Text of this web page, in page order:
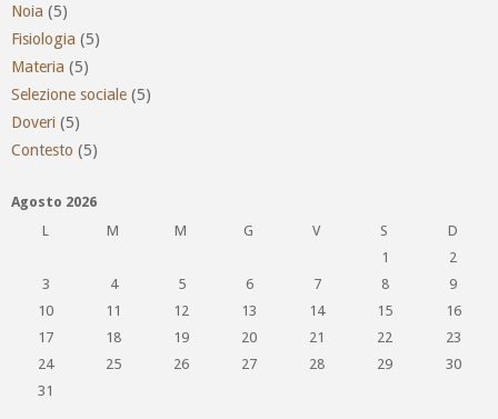
Noia (5)
Fisiologia (5)
Materia (5)
Selezione sociale (5)
Doveri (5)
Contesto (5)
Agosto 2026
L
M M G V S
D
1
2
3
4 5 6 7 8
9
10
11 12 13 14 15
16
17
18 19 20 21 22
23
24
25 26 27 28 29
30
31